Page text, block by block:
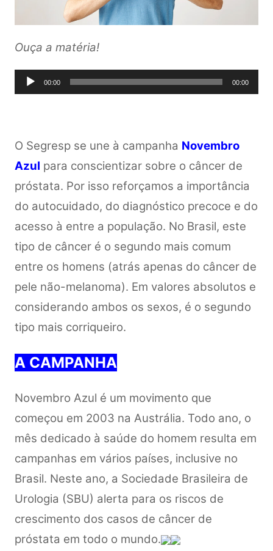
Ouça a matéria!
Tocador
de
00:00 00:00
O Segresp se une à campanha Novembro
Azul para conscientizar sobre o câncer de
próstata. Por isso reforçamos a importância
do autocuidado, do diagnóstico precoce e do
acesso à entre a população. No Brasil, este
tipo de câncer é o segundo mais comum
entre os homens (atrás apenas do câncer de
pele não-melanoma). Em valores absolutos e
considerando ambos os sexos, é o segundo
tipo mais corriqueiro.
A CAMPANHA
Novembro Azul é um movimento que
começou em 2003 na Austrália. Todo ano, o
mês dedicado à saúde do homem resulta em
campanhas em vários países, inclusive no
Brasil. Neste ano, a Sociedade Brasileira de
Urologia (SBU) alerta para os riscos de
crescimento dos casos de câncer de
próstata em todo o mundo.